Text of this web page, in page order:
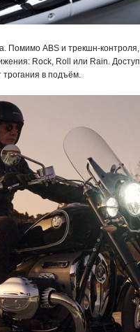
Помимо ABS и трекшн-
Rock, Roll или Rain.
трогания в подъём.